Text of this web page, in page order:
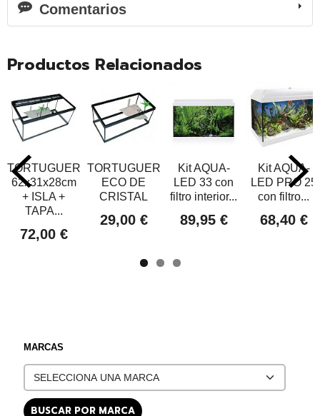
MARCAS
Comentarios
Productos Relacionados
TORTUGUERA
62x31x28cm
+ ISLA +
TAPA...
72,00 €
TORTUGUERA
ECO DE
CRISTAL
29,00 €
Kit AQUA-
LED 33 con
filtro interior...
89,95 €
Kit AQUA-
LED PRO 25
con filtro...
68,40 €